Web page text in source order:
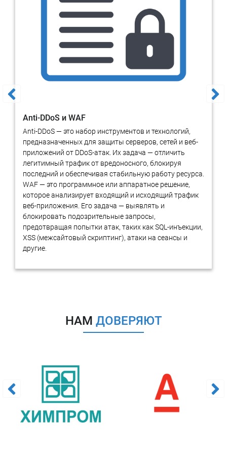
продаже, покупке или слиянии компаний, необходимо
определить их рыночную стоимость. Это важный шаг также
перед вводом нематериальных активов в эксплуатацию.
Залоговое обеспечение
Нематериальные активы могут быть использованы как
залоговое обеспечение для получения кредита. В этом случае
оценка НМА может использоваться для определения суммы
кредита и стоимости залога.
Налогообложение
Для целей налогообложения необходимо определить
стоимость нематериальных активов, чтобы правильно
рассчитать налоговую базу и уплачивать налоги в
соответствии с требованиями законодательства. Правильный
налоговый учет нематериальных активов очень важен, так как
помогает избежать налоговых рисков.
Управленческий учет
Оценка НМА может помочь руководству компании принимать
решения, связанные с инвестированием в определенные
нематериальные активы, их улучшением или продажей, а
нематериальных активов.
принять более обоснованные решения в области
инвестирования, управления рисками и финансового
планирования. Важно грамотно подходить к вопросу
соблюдения прав на нематериальные активы, так как в
будущем может произойти отчуждение
нематериального актива.
Anti-DDoS и WAF
Anti-DDoS — это набор инструментов и технологий,
предназначенных для защиты серверов, сетей и веб-
приложений от DDoS-атак. Их задача — отличить
легитимный трафик от вредоносного, блокируя
последний и обеспечивая стабильную работу ресурса.
WAF — это программное или аппаратное решение,
которое анализирует входящий и исходящий трафик
веб-приложения. Его задача — выявлять и
блокировать подозрительные запросы,
предотвращая попытки атак, таких как SQL-инъекции,
XSS (межсайтовый скриптинг), атаки на сеансы и
другие.
НАМ ДОВЕРЯЮТ